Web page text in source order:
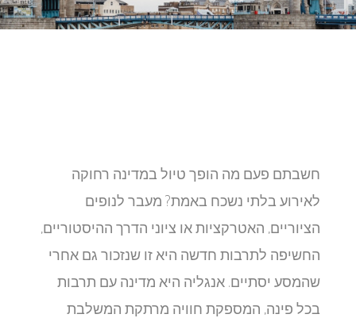
חשבתם פעם מה הופך טיול במדינה רחוקה
לאירוע בלתי נשכח באמת? מעבר לנופים
הציוריים, האטרקציות או ציוני הדרך ההיסטוריים,
החשיפה לתרבות חדשה היא זו שנזכור גם אחרי
שהמסע יסתיים. אנגליה היא מדינה עם תרבות
בכל פינה, המספקת חוויה מרתקת המשלבת